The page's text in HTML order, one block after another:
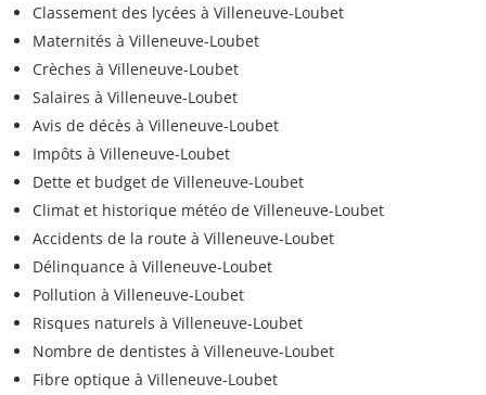
Classement des lycées à Villeneuve-Loubet
Maternités à Villeneuve-Loubet
Crèches à Villeneuve-Loubet
Salaires à Villeneuve-Loubet
Avis de décès à Villeneuve-Loubet
Impôts à Villeneuve-Loubet
Dette et budget de Villeneuve-Loubet
Climat et historique météo de Villeneuve-Loubet
Accidents de la route à Villeneuve-Loubet
Délinquance à Villeneuve-Loubet
Pollution à Villeneuve-Loubet
Risques naturels à Villeneuve-Loubet
Nombre de dentistes à Villeneuve-Loubet
Fibre optique à Villeneuve-Loubet